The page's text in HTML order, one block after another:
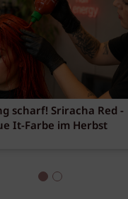
scharf! Sriracha Red -
It-Farbe im Herbst